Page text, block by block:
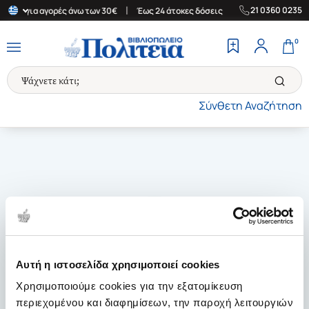
Αυτή η ιστοσελίδα χρησιμοποιεί cookies
Χρησιμοποιούμε cookies για την εξατομίκευση
περιεχομένου και διαφημίσεων, την παροχή λειτουργιών
για αγορές άνω των 30€ Έως 24 άτοκες δόσεις | Δωρεάν
21 0360 0235
Σύνθετη Αναζήτηση
0